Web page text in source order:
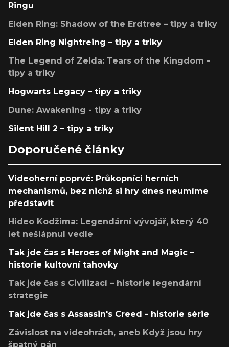
Ringu
Elden Ring: Shadow of the Erdtree – tipy a triky
Elden Ring Nightreing – tipy a triky
The Legend of Zelda: Tears of the Kingdom -
tipy a triky
Hogwarts Legacy – tipy a triky
Dune: Awakening - tipy a triky
Silent Hill 2 – tipy a triky
Doporučené články
Videoherní poprvé: Průkopníci herních
mechanismů, bez nichž si hry dnes neumíme
představit
Hideo Kodžima: Legendární vývojář, který 40
let nešlápnul vedle
Tak jde čas s Heroes of Might and Magic –
historie kultovní tahovky
Tak jde čas s Civilizací – historie legendární
strategie
Tak jde čas s Assassin's Creed - historie série
Závislost na videohrách, aneb Když jsou hry
špatný pán